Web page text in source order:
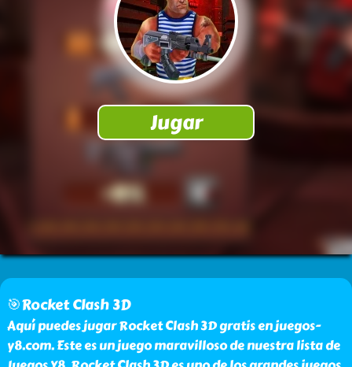
🎯Rocket Clash 3D
Aquí puedes jugar Rocket Clash 3D gratis en juegos-
y8.com. Este es un juego maravilloso de nuestra lista de